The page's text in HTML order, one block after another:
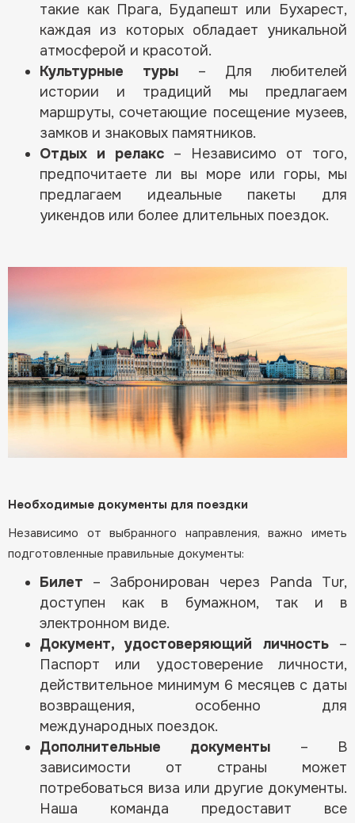
такие как Прага, Будапешт или Бухарест,
каждая из которых обладает уникальной
атмосферой и красотой.
Культурные туры – Для любителей
истории и традиций мы предлагаем
маршруты, сочетающие посещение музеев,
замков и знаковых памятников.
Отдых и релакс – Независимо от того,
предпочитаете ли вы море или горы, мы
предлагаем идеальные пакеты для
уикендов или более длительных поездок.
Необходимые документы для поездки
Независимо от выбранного направления, важно иметь
подготовленные правильные документы:
Билет – Забронирован через Panda Tur,
доступен как в бумажном, так и в
электронном виде.
Документ, удостоверяющий личность–
Паспорт или удостоверение личности,
действительное минимум 6 месяцев с даты
возвращения, особенно для
международных поездок.
Дополнительные документы – В
зависимости от страны может
потребоваться виза или другие документы.
Наша команда предоставит все